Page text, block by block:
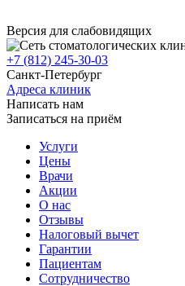
Версия для слабовидящих
+7 (812) 245-30-03
Санкт-Петербург
Адреса клиник
Написать нам
Записаться на приём
Услуги
Цены
Врачи
Акции
О нас
Отзывы
Налоговый вычет
Гарантии
Пациентам
Сотрудничество